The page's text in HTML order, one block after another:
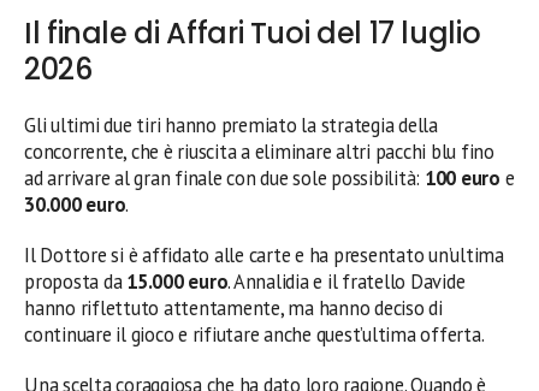
Il finale di Affari Tuoi del 17 luglio
2026
Gli ultimi due tiri hanno premiato la strategia della
concorrente, che è riuscita a eliminare altri pacchi blu fino
ad arrivare al gran finale con due sole possibilità: 100 euro e
30.000 euro.
Il Dottore si è affidato alle carte e ha presentato un’ultima
proposta da15.000 euro. Annalidia e il fratello Davide
hanno riflettuto attentamente, ma hanno deciso di
continuare il gioco e rifiutare anche quest’ultima offerta.
Una scelta coraggiosa che ha dato loro ragione. Quando è